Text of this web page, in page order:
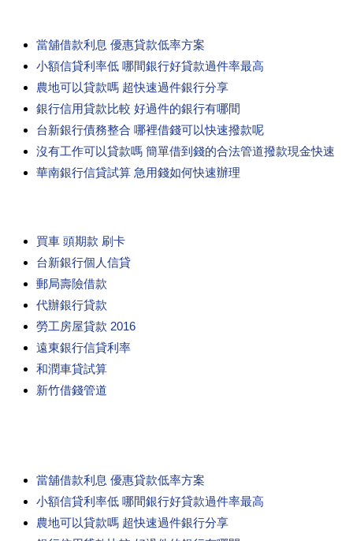
當舖借款利息 優惠貸款低率方案
小額信貸利率低 哪間銀行好貸款過件率最高
農地可以貸款嗎 超快速過件銀行分享
銀行信用貸款比較 好過件的銀行有哪間
台新銀行債務整合 哪裡借錢可以快速撥款呢
沒有工作可以貸款嗎 簡單借到錢的合法管道撥款現金快速
華南銀行信貸試算 急用錢如何快速辦理
買車 頭期款 刷卡
台新銀行個人信貸
郵局壽險借款
代辦銀行貸款
勞工房屋貸款 2016
遠東銀行信貸利率
和潤車貸試算
新竹借錢管道
當舖借款利息 優惠貸款低率方案
小額信貸利率低 哪間銀行好貸款過件率最高
農地可以貸款嗎 超快速過件銀行分享